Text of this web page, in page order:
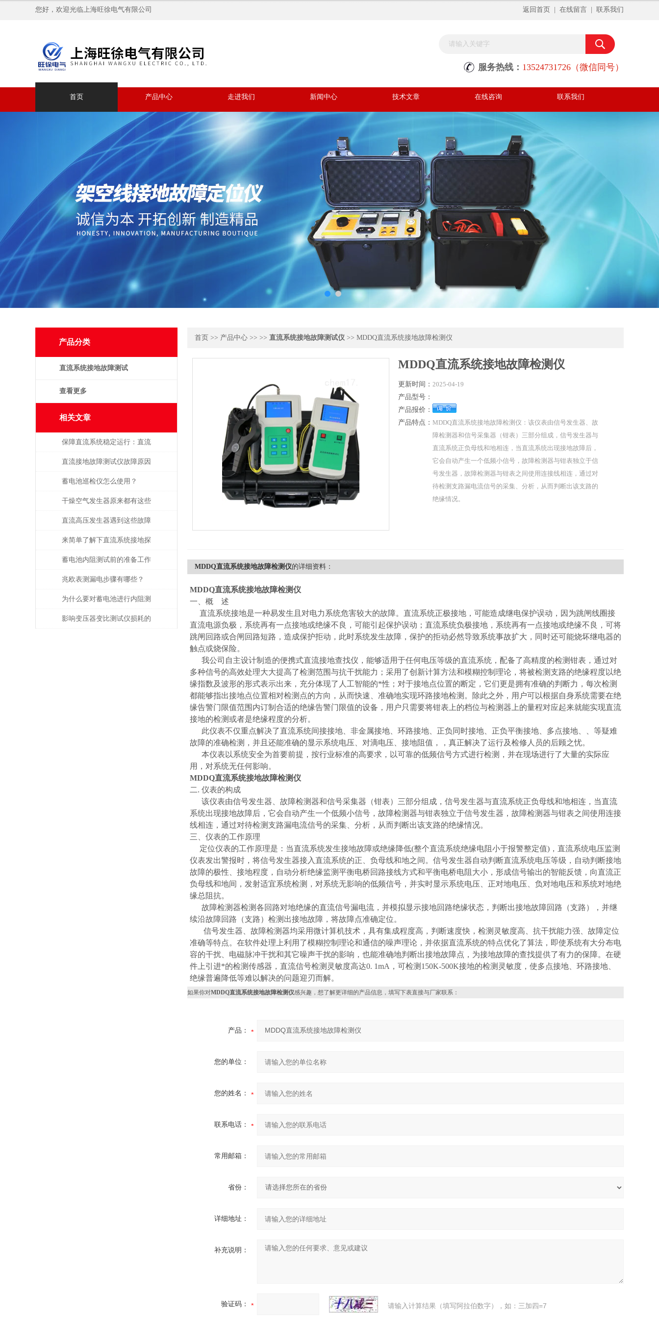
您好，欢迎光临上海旺徐电气有限公司 返回首页 在线留言 联系我们
服务热线： 13524731726（微信同号）
首页 产品中心 走进我们 新闻中心 技术文章 在线咨询 联系我们
产品分类
直流系统接地故障测试
仪
查看更多
相关文章
保障直流系统稳定运行：直流
接地故障测试仪的运维应用价
值
直流接地故障测试仪故障原因
分析
蓄电池巡检仪怎么使用？
干燥空气发生器原来都有这些
性能和特点
直流高压发生器遇到这些故障
该如何处理？
来简单了解下直流系统接地探
测仪吧
蓄电池内阻测试前的准备工作
都有哪些？
兆欧表测漏电步骤有哪些？
为什么要对蓄电池进行内阻测
试？
影响变压器变比测试仪损耗的
首页 >> 产品中心 >> >> 直流系统接地故障测试仪 >> MDDQ直流系统接地故障检测仪
MDDQ直流系统接地故障检测仪
更新时间： 2025-04-19
产品型号：
产品报价：
产品特点： MDDQ直流系统接地故障检测仪：该仪表由信号发生器、故
障检测器和信号采集器（钳表）三部分组成，信号发生器与
直流系统正负母线和地相连，当直流系统出现接地故障后，
它会自动产生一个低频小信号，故障检测器与钳表独立于信
号发生器，故障检测器与钳表之间使用连接线相连，通过对
待检测支路漏电流信号的采集、分析，从而判断出该支路的
绝缘情况。
MDDQ直流系统接地故障检测仪的详细资料：
MDDQ直流系统接地故障检测仪
一、概 述
直流系统接地是一种易发生且对电力系统危害较大的故障。直流系统正极接地，可能造成继电保护误动，因为跳闸线圈接
直流电源负极，系统再有一点接地或绝缘不良，可能引起保护误动；直流系统负极接地，系统再有一点接地或绝缘不良，可将
跳闸回路或合闸回路短路，造成保护拒动，此时系统发生故障，保护的拒动必然导致系统事故扩大，同时还可能烧坏继电器的
触点或烧保险。
我公司自主设计制造的便携式直流接地查找仪，能够适用于任何电压等级的直流系统，配备了高精度的检测钳表，通过对
多种信号的高效处理大大提高了检测范围与抗干扰能力；采用了创新计算方法和模糊控制理论，将被检测支路的绝缘程度以绝
缘指数及波形的形式表示出来，充分体现了人工智能的*性；对于接地点位置的断定，它们更是拥有准确的判断力，每次检测
都能够指出接地点位置相对检测点的方向，从而快速、准确地实现环路接地检测。除此之外，用户可以根据自身系统需要在绝
缘告警门限值范围内订制合适的绝缘告警门限值的设备，用户只需要将钳表上的档位与检测器上的量程对应起来就能实现直流
接地的检测或者是绝缘程度的分析。
此仪表不仅重点解决了直流系统间接接地、非金属接地、环路接地、正负同时接地、正负平衡接地、多点接地、、等疑难
故障的准确检测，并且还能准确的显示系统电压、对滴电压、接地阻值，，真正解决了运行及检修人员的后顾之忧。
本仪表以系统安全为首要前提，按行业标准的高要求，以可靠的低频信号方式进行检测，并在现场进行了大量的实际应
用，对系统无任何影响。
MDDQ直流系统接地故障检测仪
二. 仪表的构成
该仪表由信号发生器、故障检测器和信号采集器（钳表）三部分组成，信号发生器与直流系统正负母线和地相连，当直流
系统出现接地故障后，它会自动产生一个低频小信号，故障检测器与钳表独立于信号发生器，故障检测器与钳表之间使用连接
线相连，通过对待检测支路漏电流信号的采集、分析，从而判断出该支路的绝缘情况。
三、仪表的工作原理
定位仪表的工作原理是：当直流系统发生接地故障或绝缘降低(整个直流系统绝缘电阻小于报警整定值)，直流系统电压监测
仪表发出警报时，将信号发生器接入直流系统的正、负母线和地之间。信号发生器自动判断直流系统电压等级，自动判断接地
故障的极性、接地程度，自动分析绝缘监测平衡电桥回路接线方式和平衡电桥电阻大小，形成信号输出的智能反馈，向直流正
负母线和地间，发射适宜系统检测，对系统无影响的低频信号，并实时显示系统电压、正对地电压、负对地电压和系统对地绝
缘总阻抗。
故障检测器检测各回路对地绝缘的直流信号漏电流，并模拟显示接地回路绝缘状态，判断出接地故障回路（支路），并继
续沿故障回路（支路）检测出接地故障，将故障点准确定位。
信号发生器、故障检测器均采用微计算机技术，具有集成程度高，判断速度快，检测灵敏度高、抗干扰能力强、故障定位
准确等特点。在软件处理上利用了模糊控制理论和通信的噪声理论，并依据直流系统的特点优化了算法，即使系统有大分布电
容的干扰、电磁脉冲干扰和其它噪声干扰的影响，也能准确地判断出接地故障点，为接地故障的查找提供了有力的保障。在硬
件上引进*的检测传感器，直流信号检测灵敏度高达0. 1mA，可检测150K-500K接地的检测灵敏度，使多点接地、环路接地、
绝缘普遍降低等难以解决的问题迎刃而解。
如果你对MDDQ直流系统接地故障检测仪感兴趣，想了解更详细的产品信息，填写下表直接与厂家联系：
产品：
您的单位：
您的姓名：
联系电话：
常用邮箱：
省份：
详细地址：
补充说明：
验证码： 请输入计算结果（填写阿拉伯数字），如：三加四=7